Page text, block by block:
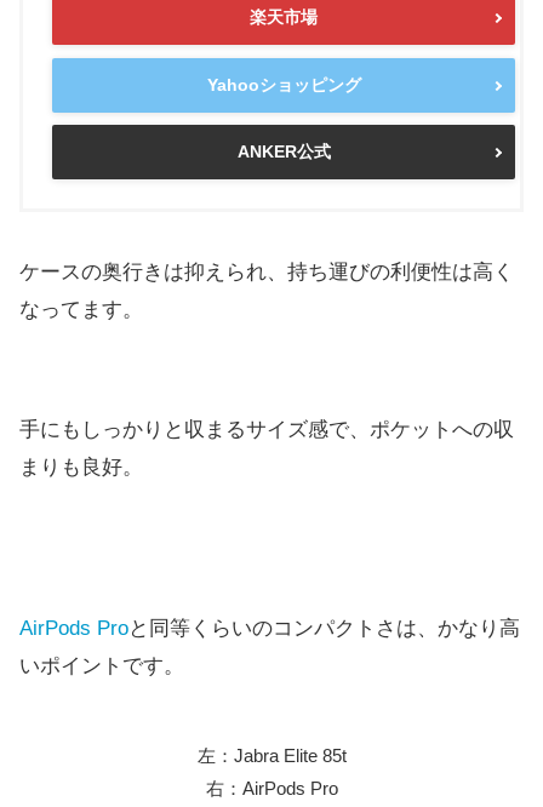
楽天市場
Yahooショッピング
ANKER公式
ケースの奥行きは抑えられ、持ち運びの利便性は高く
なってます。
手にもしっかりと収まるサイズ感で、ポケットへの収
まりも良好。
AirPods Proと同等くらいのコンパクトさは、かなり高
いポイントです。
左：Jabra Elite 85t
右：AirPods Pro